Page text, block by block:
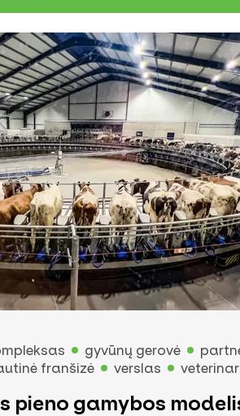
gyvūnų gerovė
franšizė verslas
pieno gamybos